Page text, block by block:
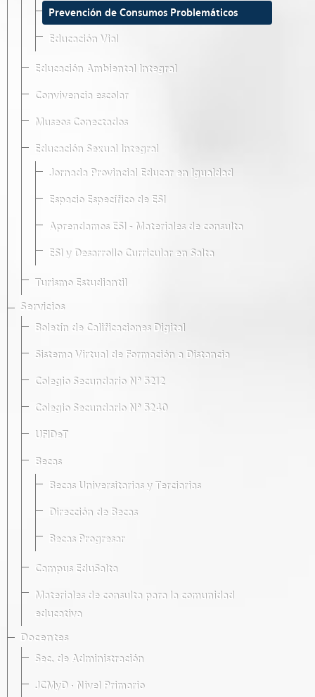
Prevención de Consumos Problemáticos
Educación Vial
Educación Ambiental Integral
Convivencia escolar
Museos Conectados
Educación Sexual Integral
Jornada Provincial Educar en Igualdad
Espacio Específico de ESI
Aprendamos ESI - Materiales de consulta
ESI y Desarrollo Curricular en Salta
Turismo Estudiantil
Servicios
Boletín de Calificaciones Digital
Sistema Virtual de Formación a Distancia
Colegio Secundario Nº 5212
Colegio Secundario Nº 5240
UFIDeT
Becas
Becas Universitarias y Terciarias
Dirección de Becas
Becas Progresar
Campus EduSalta
Materiales de consulta para la comunidad
educativa
Docentes
Sec. de Administración
JCMyD · Nivel Primario